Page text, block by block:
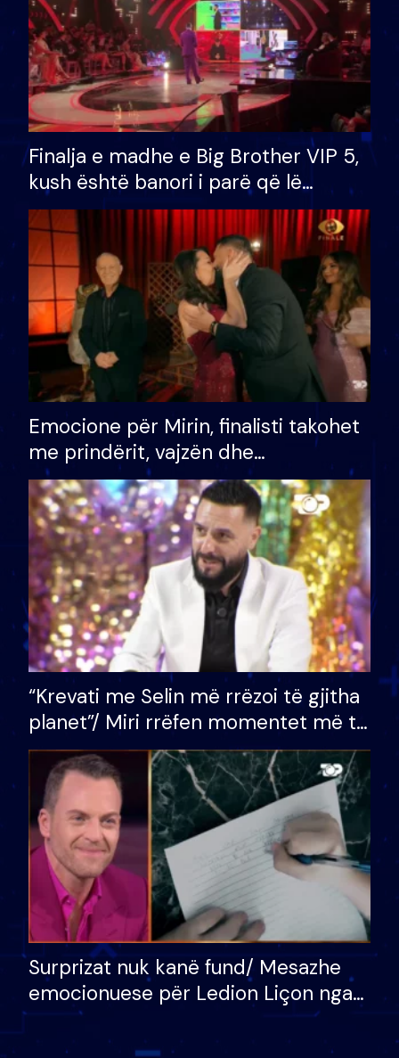
Finalja e madhe e Big Brother VIP 5,
kush është banori i parë që lë
shtëpinë dhe humb mundësinë për
të fituar çmimin e madh
Emocione për Mirin, finalisti takohet
me prindërit, vajzën dhe
bashkëshorten: S’kemi ndonjë letër
divorci apo jo?
“Krevati me Selin më rrëzoi të gjitha
planet”/ Miri rrëfen momentet më të
bukura në shtëpinë e BB VIP: Do më
mungojë zilja e mëngjesit kur…
Surprizat nuk kanë fund/ Mesazhe
emocionuese për Ledion Liçon nga
nëna dhe fëmijët e tij, moderatori
nuk i mban dot lotët: Nuk meritoj…